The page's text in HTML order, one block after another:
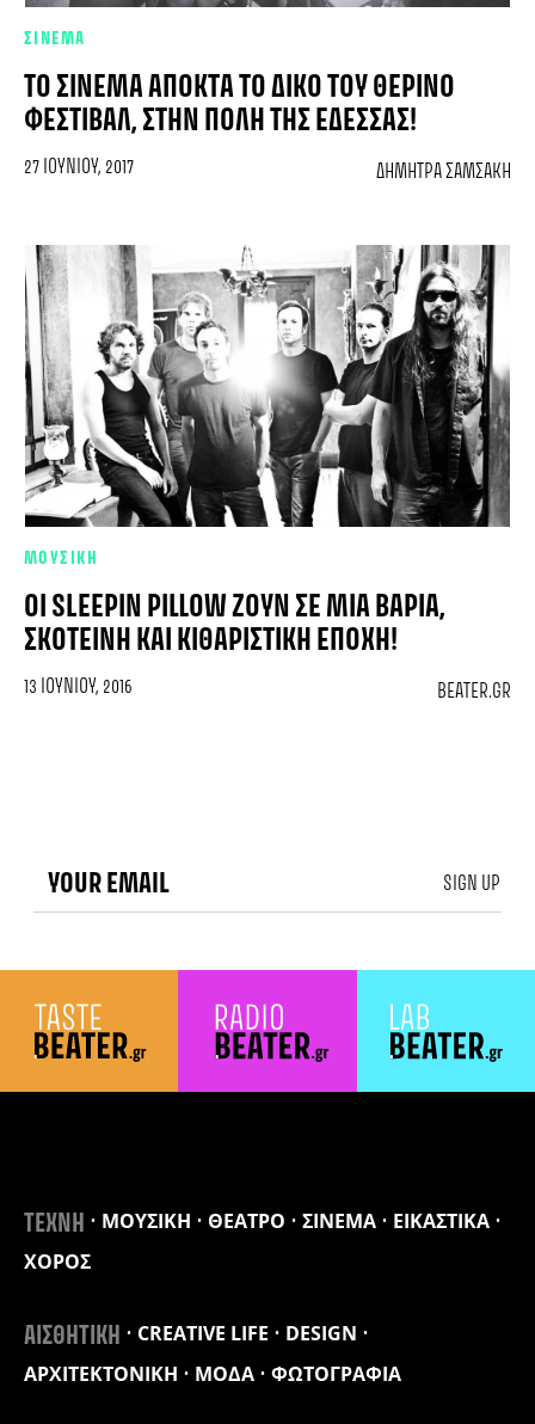
ΣΙΝΕΜΑ
ΤΟ ΣΙΝΕΜΆ ΑΠΟΚΤΆ ΤΟ ΔΙΚΌ ΤΟΥ ΘΕΡΙΝΌ
ΦΕΣΤΙΒΆΛ, ΣΤΗΝ ΠΌΛΗ ΤΗΣ ΈΔΕΣΣΑΣ!
27 ΙΟΥΝΊΟΥ, 2017 ΔΉΜΗΤΡΑ ΣΑΜΣΆΚΗ
ΜΟΥΣΙΚΗ
ΟΙ SLEEPIN PILLOW ΖΟΥΝ ΣΕ ΜΙΑ ΒΑΡΙΆ,
ΣΚΟΤΕΙΝΉ ΚΑΙ ΚΙΘΑΡΙΣΤΙΚΉ ΕΠΟΧΉ!
13 ΙΟΥΝΊΟΥ, 2016 BEATER.GR
ΤΕΧΝΗ ΜΟΥΣΙΚΗ ΘΕΑΤΡΟ ΣΙΝΕΜΑ
ΕΙΚΑΣΤΙΚΑ
ΧΟΡΟΣ
ΑΙΣΘΗΤΙΚΗ CREATIVE LIFE
DESIGN
ΑΡΧΙΤΕΚΤΟΝΙΚΗ
ΜΟΔΑ ΦΩΤΟΓΡΑΦΙΑ
SIGN UP